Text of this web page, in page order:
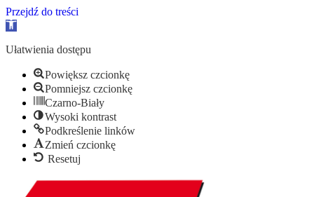
Przejdź do treści
Otwórz
narzędzi
Ułatwienia dostępu
Powiększ czcionkę
Pomniejsz czcionkę
Czarno-Biały
Wysoki kontrast
Podkreślenie linków
Zmień czcionkę
Resetuj